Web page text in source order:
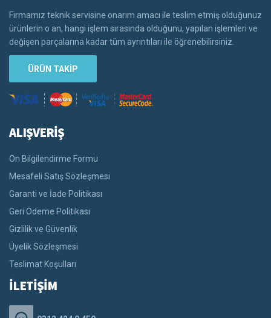
Firmamız teknik servisine onarım amacı ile teslim etmiş olduğunuz
ürünlerin o an, hangi işlem sırasında olduğunu, yapılan işlemleri ve
değişen parçalarına kadar tüm ayrıntıları ile öğrenebilirsiniz.
ÜRÜN TAKİP
ALIŞVERİŞ
Ön Bilgilendirme Formu
Mesafeli Satış Sözleşmesi
Garanti ve İade Politikası
Geri Ödeme Politikası
Gizlilik ve Güvenlik
Üyelik Sözleşmesi
Teslimat Koşulları
İLETİŞİM